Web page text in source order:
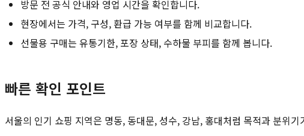
방문 전 공식 안내와 영업 시간을 확인합니다.
현장에서는 가격, 구성, 환급 가능 여부를 함께 비교합니다.
선물용 구매는 유통기한, 포장 상태, 수하물 부피를 함께 봅니다.
빠른 확인 포인트
서울의 인기 쇼핑 지역은 명동, 동대문, 성수, 강남, 홍대처럼 목적과 분위